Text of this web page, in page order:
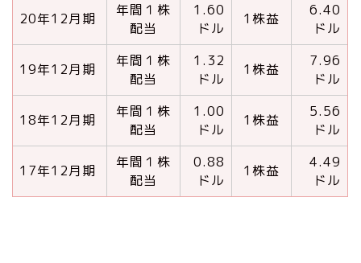
20年12月期
年間１株
配当
1.60
ドル
1株益
6.40
ドル
19年12月期
年間１株
配当
1.32
ドル
1株益
7.96
ドル
18年12月期
年間１株
配当
1.00
ドル
1株益
5.56
ドル
17年12月期
年間１株
配当
0.88
ドル
1株益
4.49
ドル